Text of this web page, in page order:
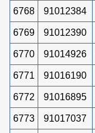
6768 91012384
6769 91012390
6770 91014926
6771 91016190
6772 91016895
6773 91017037